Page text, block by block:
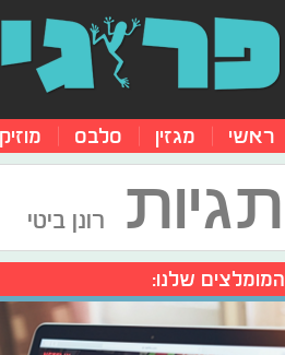
ראשי מגזין סלבס
תגיות רונן ביטי
המומלצים שלנו: